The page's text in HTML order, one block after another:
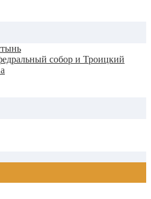
собор и Троицкий